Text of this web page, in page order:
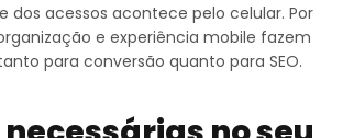
dos acessos acontece pelo celular. Por
e experiência mobile fazem
para conversão quanto para SEO.